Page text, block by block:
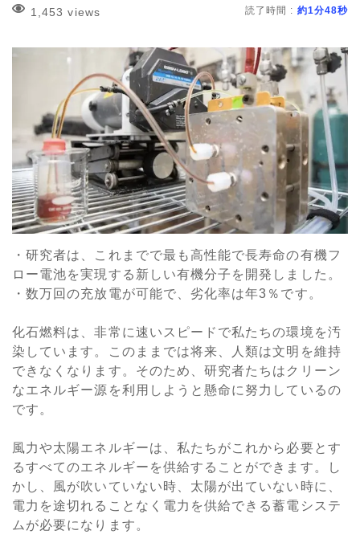
1,453 views 読了時間 : 約1分48秒
・研究者は、これまでで最も高性能で長寿命の有機フ
ロー電池を実現する新しい有機分子を開発しました。
・数万回の充放電が可能で、劣化率は年3％です。
化石燃料は、非常に速いスピードで私たちの環境を汚
染しています。このままでは将来、人類は文明を維持
できなくなります。そのため、研究者たちはクリーン
なエネルギー源を利用しようと懸命に努力しているの
です。
風力や太陽エネルギーは、私たちがこれから必要とす
るすべてのエネルギーを供給することができます。し
かし、風が吹いていない時、太陽が出ていない時に、
電力を途切れることなく電力を供給できる蓄電システ
ムが必要になります。